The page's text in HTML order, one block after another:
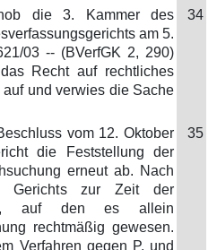
die 3. Kammer des
am 5.
03 -- (BVerfGK 2, 290)
Recht auf rechtliches
auf und verwies die Sache
34
vom 12. Oktober
die Feststellung der
erneut ab. Nach
Gerichts zur Zeit der
auf den es allein
rechtmäßig gewesen.
Verfahren gegen P. und
35